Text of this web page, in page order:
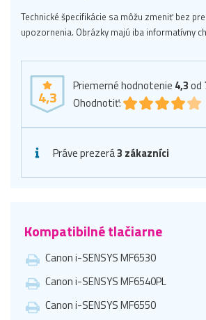
Technické špecifikácie sa môžu zmeniť bez
upozornenia. Obrázky majú iba informatívny
4,3
Priemerné hodnotenie 4,3od
Ohodnotiť:
Práve prezerá3 zákazníci
Kompatibilné tlačiarne
Canon i-SENSYS MF6530
Canon i-SENSYS MF6540PL
Canon i-SENSYS MF6550